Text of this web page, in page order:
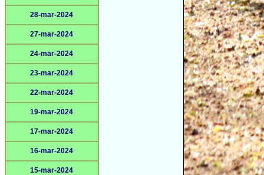
28-mar-2024
27-mar-2024
24-mar-2024
23-mar-2024
22-mar-2024
19-mar-2024
17-mar-2024
16-mar-2024
15-mar-2024